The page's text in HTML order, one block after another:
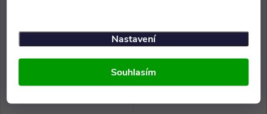
Nastavení
Souhlasím